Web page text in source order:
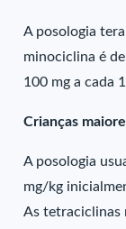
A posologia
minociclina é
100 mg a cada
Crianças
A posologia
mg/kg
As tetraciclinas